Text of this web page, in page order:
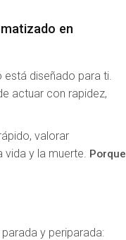
en
está diseñado para ti.
actuar con rapidez,
valorar
vida y la muerte. Porque
y periparada: